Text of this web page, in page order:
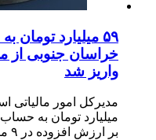
۵۹ میلیارد
خراسان جنوبی از
واریز شد
میلیارد تومان به
بر ارزش افزوده در ۹ ماهه سال‌جاری خبر داد.